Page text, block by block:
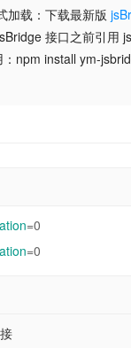
加载：下载最新版
接口之前引用
npm install ym-
=0
=0